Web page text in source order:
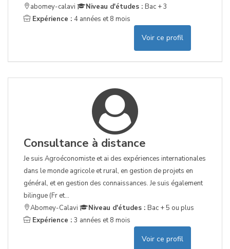
abomey-calavi
Niveau d'études : Bac + 3
Expérience : 4 années et 8 mois
Voir ce profil
Consultance à distance
Je suis Agroéconomiste et ai des expériences internationales
dans le monde agricole et rural, en gestion de projets en
général, et en gestion des connaissances. Je suis également
bilingue (Fr et...
Abomey-Calavi
Niveau d'études : Bac + 5 ou plus
Expérience : 3 années et 8 mois
Voir ce profil